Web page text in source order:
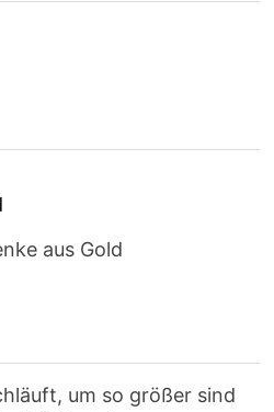
aus Gold
um so größer sind